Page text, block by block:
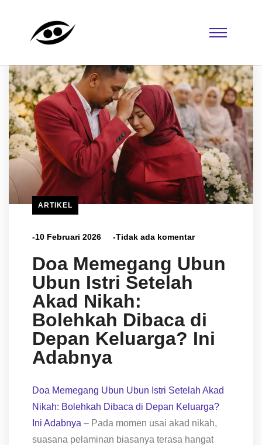
ARTIKEL
-10 Februari 2026 -Tidak ada komentar
Doa Memegang Ubun
Ubun Istri Setelah
Akad Nikah:
Bolehkah Dibaca di
Depan Keluarga? Ini
Adabnya
Doa Memegang Ubun Ubun Istri Setelah Akad
Nikah: Bolehkah Dibaca di Depan Keluarga?
Ini Adabnya – Pada momen usai akad nikah,
suasana pelaminan biasanya terasa hangat